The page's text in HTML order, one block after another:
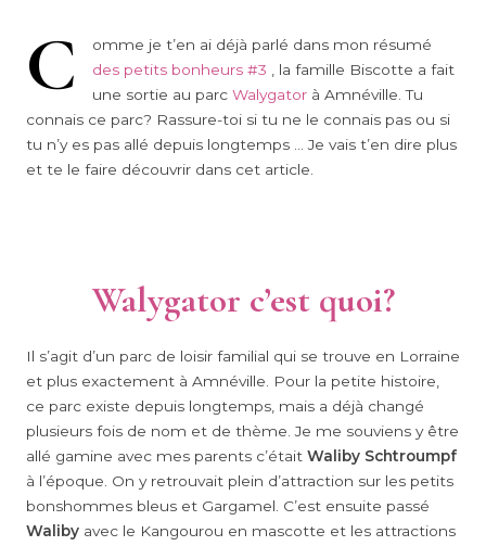
C
omme je t’en ai déjà parlé dans mon résumé
des petits bonheurs #3 , la famille Biscotte a fait
une sortie au parc Walygatorà Amnéville. Tu
connais ce parc? Rassure-toi si tu ne le connais pas ou si
tu n’y es pas allé depuis longtemps … Je vais t’en dire plus
et te le faire découvrir dans cet article.
Walygator c’est quoi?
Il s’agit d’un parc de loisir familial qui se trouve en Lorraine
et plus exactement à Amnéville. Pour la petite histoire,
ce parc existe depuis longtemps, mais a déjà changé
plusieurs fois de nom et de thème. Je me souviens y être
allé gamine avec mes parents c’était Waliby Schtroumpf
à l’époque. On y retrouvait plein d’attraction sur les petits
bonshommes bleus et Gargamel. C’est ensuite passé
Waliby avec le Kangourou en mascotte et les attractions